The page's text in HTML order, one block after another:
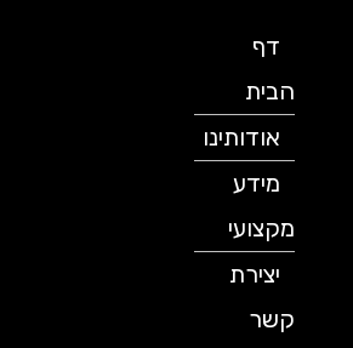
הבית
אודותינו
מידע
מקצועי
יצירת
קשר